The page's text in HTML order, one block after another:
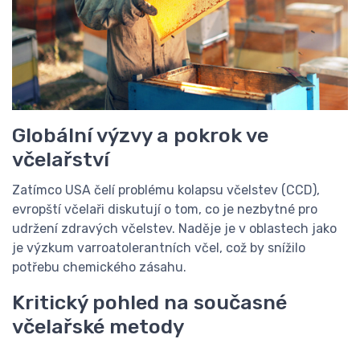
Globální výzvy a pokrok ve
včelařství
Zatímco USA čelí problému kolapsu včelstev (CCD),
evropští včelaři diskutují o tom, co je nezbytné pro
udržení zdravých včelstev. Naděje je v oblastech jako
je výzkum varroatolerantních včel, což by snížilo
potřebu chemického zásahu.
Kritický pohled na současné
včelařské metody